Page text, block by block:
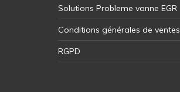
Solutions Probleme vanne EGR
Conditions générales de ventes
RGPD